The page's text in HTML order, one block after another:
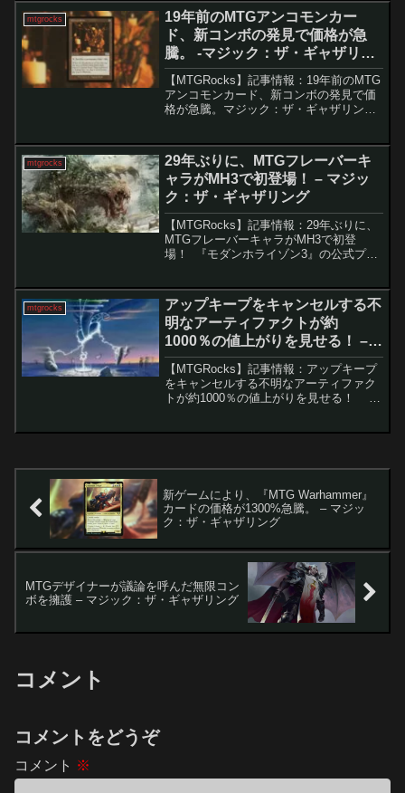
是正する試みとして、新たな...
mtgrocks
19年前のMTGアンコモンカー
ド、新コンボの発見で価格が急
騰。 -マジック：ザ・ギャザリン
グ
【MTGRocks】記事情報：19年前のMTG
アンコモンカード、新コンボの発見で価
格が急騰。マジック：ザ・ギャザリング
され価格が高騰する現象が起こります。
今回話題とな...
mtgrocks
29年ぶりに、MTGフレーバーキ
ャラがMH3で初登場！ – マジッ
ク：ザ・ギャザリング
【MTGRocks】記事情報：29年ぶりに、
MTGフレーバーキャラがMH3で初登
場！ 『モダンホライゾン3』の公式プレ
モダンフォーマットだけでなく、統率者
フォーマット...
mtgrocks
アップキープをキャンセルする不
明なアーティファクトが約
1000％の値上がりを見せる！ –
マジック：ザ・ギャザリング
【MTGRocks】記事情報：アップキープ
をキャンセルする不明なアーティファク
トが約1000％の値上がりを見せる！ 最
新ゲームにより、『MTG Warhammer』
カードの価格が1300%急騰。 – マジッ
ク：ザ・ギャザリング
MTGデザイナーが議論を呼んだ無限コン
ボを擁護 – マジック：ザ・ギャザリング
コメント
コメントをどうぞ
コメント ※